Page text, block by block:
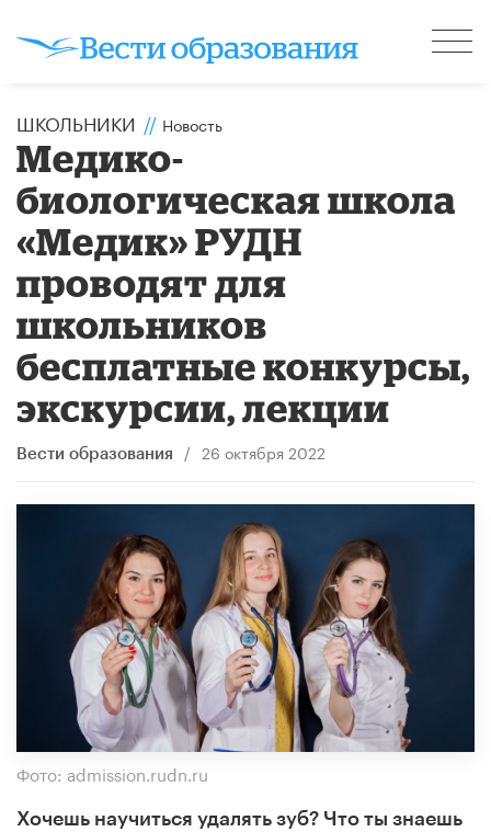
ШКОЛЬНИКИ // Новость
Медико-
биологическая школа
«Медик» РУДН
проводят для
школьников
бесплатные конкурсы,
экскурсии, лекции
Вести образования / 26 октября 2022
Фото: admission.rudn.ru
Хочешь научиться удалять зуб? Что ты знаешь